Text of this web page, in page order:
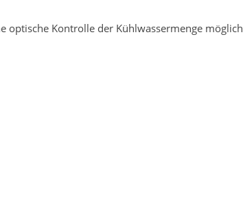
optische Kontrolle der Kühlwassermenge möglich